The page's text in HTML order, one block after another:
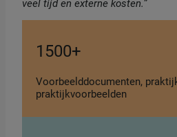
veel tijd en externe kosten.”
1500+
Voorbeelddocumenten,
praktijkvoorbeelden